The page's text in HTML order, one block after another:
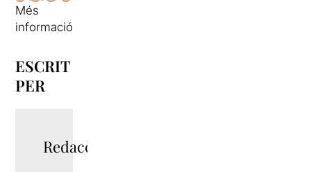
Més
informació
ESCRIT
PER
Redacció